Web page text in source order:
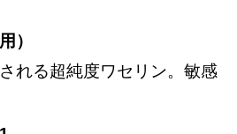
）
れる超純度ワセリン。敏感